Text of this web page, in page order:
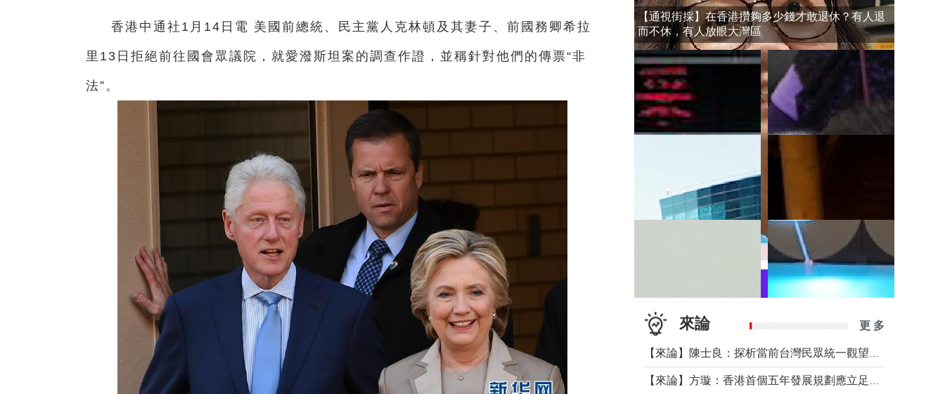
香港中通社1月14日電 美國前總統、民主黨人克林頓及其妻子、前國務卿希拉
里13日拒絕前往國會眾議院，就愛潑斯坦案的調查作證，並稱針對他們的傳票“非
法”。
【通視街採】在香港攢夠多少錢才敢退休？有人退
而不休，有人放眼大灣區
來論 更 多